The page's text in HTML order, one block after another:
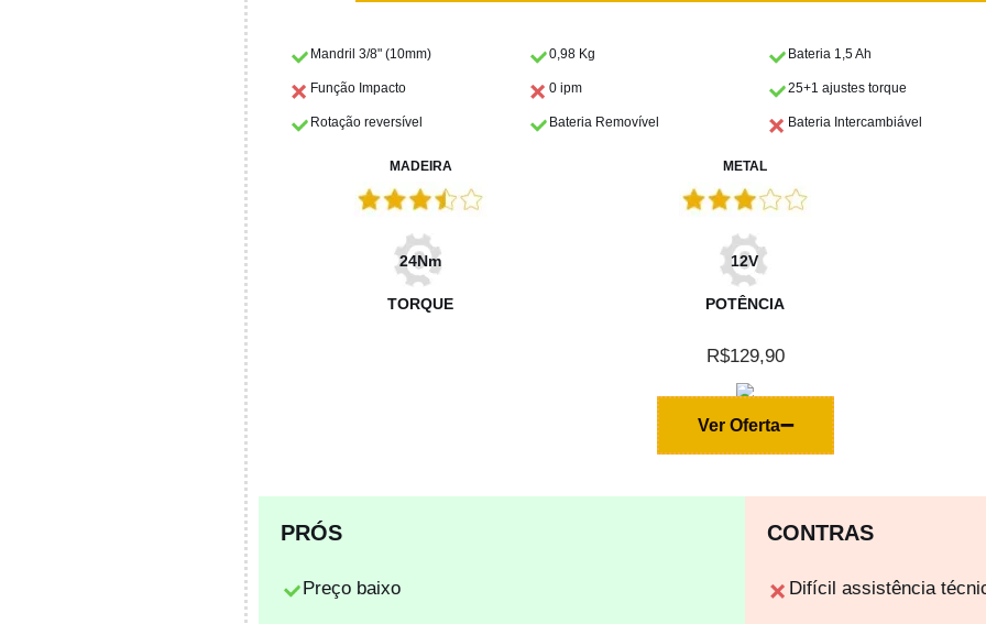
Mandril 3/8" (10mm) 0,98 Kg Bateria 1,5 Ah
Função Impacto 0 ipm 25+1 ajustes torque
Rotação reversível Bateria Removível Bateria Intercambiável
MADEIRA METAL
24Nm
TORQUE
12V
POTÊNCIA
R$129,90
Ver Oferta
PRÓS
Preço baixo
CONTRAS
Difícil assistência